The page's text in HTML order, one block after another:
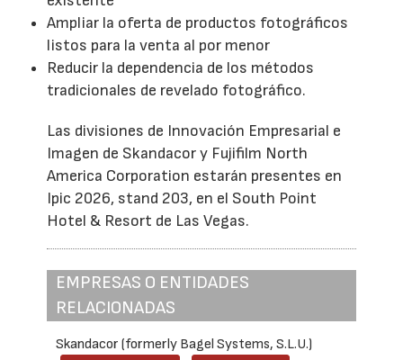
Ampliar la oferta de productos fotográficos
listos para la venta al por menor
Reducir la dependencia de los métodos
tradicionales de revelado fotográfico.
Las divisiones de Innovación Empresarial e
Imagen de Skandacor y Fujifilm North
America Corporation estarán presentes en
Ipic 2026, stand 203, en el South Point
Hotel & Resort de Las Vegas.
EMPRESAS O ENTIDADES
RELACIONADAS
Skandacor (formerly Bagel Systems, S.L.U.)